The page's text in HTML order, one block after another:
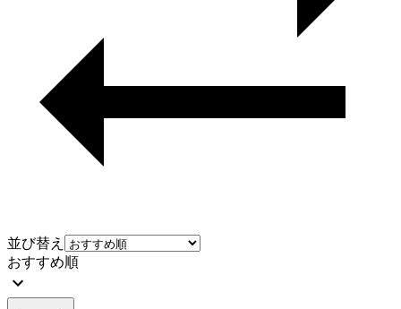
並び替え
おすすめ順